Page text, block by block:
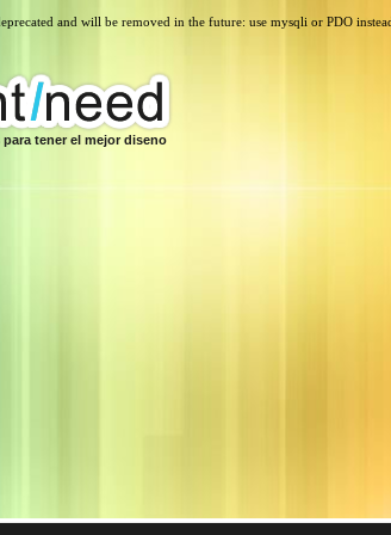
and will be removed in the future: use mysqli or PDO
tener el mejor diseno